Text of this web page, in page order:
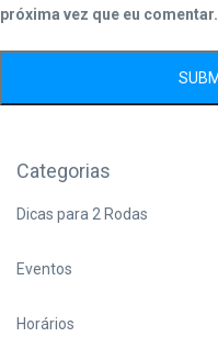
próxima vez que eu comentar.
Categorias
Dicas para 2 Rodas
Eventos
Horários